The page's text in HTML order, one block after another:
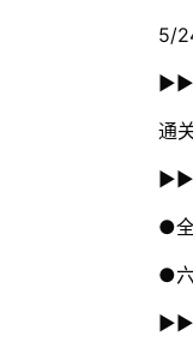
5/
▶▶
通
▶▶
●
●
▶▶